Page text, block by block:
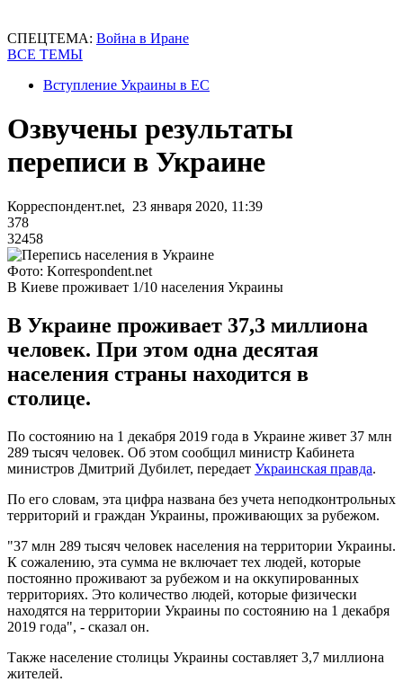
СПЕЦТЕМА: Война в Иране
ВСЕ ТЕМЫ
Вступление Украины в ЕС
Озвучены результаты
переписи в Украине
Корреспондент.net, 23 января 2020, 11:39
378
32458
Фото: Korrespondent.net
В Киеве проживает 1/10 населения Украины
В Украине проживает 37,3 миллиона
человек. При этом одна десятая
населения страны находится в
столице.
По состоянию на 1 декабря 2019 года в Украине живет 37 млн
289 тысяч человек. Об этом сообщил министр Кабинета
министров Дмитрий Дубилет, передает Украинская правда.
По его словам, эта цифра названа без учета неподконтрольных
территорий и граждан Украины, проживающих за рубежом.
"37 млн 289 тысяч человек населения на территории Украины.
К сожалению, эта сумма не включает тех людей, которые
постоянно проживают за рубежом и на оккупированных
территориях. Это количество людей, которые физически
находятся на территории Украины по состоянию на 1 декабря
2019 года", - сказал он.
Также население столицы Украины составляет 3,7 миллиона
жителей.